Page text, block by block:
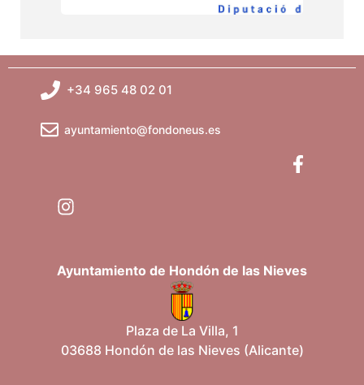
+34 965 48 02 01
ayuntamiento@fondoneus.es
Ayuntamiento de Hondón de las Nieves
Plaza de La Villa, 1
03688 Hondón de las Nieves (Alicante)